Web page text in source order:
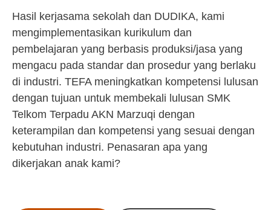
Hasil kerjasama sekolah dan DUDIKA, kami
mengimplementasikan kurikulum dan
pembelajaran yang berbasis produksi/jasa yang
mengacu pada standar dan prosedur yang berlaku
di industri. TEFA meningkatkan kompetensi lulusan
dengan tujuan untuk membekali lulusan SMK
Telkom Terpadu AKN Marzuqi dengan
keterampilan dan kompetensi yang sesuai dengan
kebutuhan industri. Penasaran apa yang
dikerjakan anak kami?